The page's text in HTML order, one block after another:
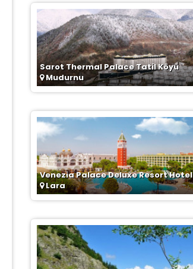
Sarot Thermal Palace Tatil Köyü
Mudurnu
Venezia Palace Deluxe Resort Hotel
Lara